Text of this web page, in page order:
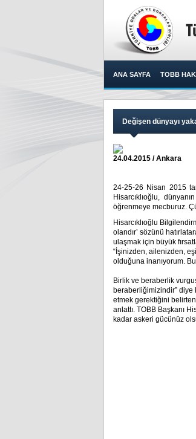
ANA SAYFA TOBB
Değişen dünyayı
24.04.2015 / Ankara
24-25-26 Nisan 2015
Hisarcıklıoğlu,
öğrenmeye mecburuz.
Hisarcıklıoğlu
olandır’ sözünü
ulaşmak için büyük
“İşinizden, ailenizden,
olduğuna inanıyorum.
Birlik ve beraberlik
beraberliğimizindir” diye
etmek gerektiğini
anlattı. TOBB Başkanı
kadar askeri gücünüz